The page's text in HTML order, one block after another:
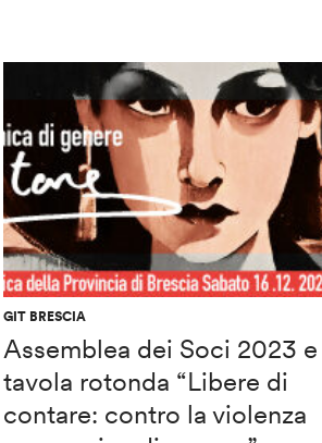
GIT BRESCIA
Assemblea dei Soci 2023 e
tavola rotonda “Libere di
contare: contro la violenza